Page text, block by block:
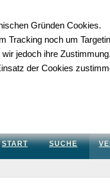
START SUCHE
Gründen Cookies.
Tracking noch um
jedoch ihre Zustimmung.
der Cookies